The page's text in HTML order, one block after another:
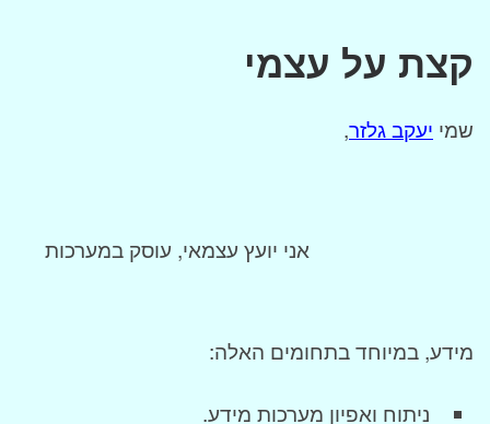
קצת על עצמי
שמי יעקב גלזר,
אני יועץ עצמאי, עוסק במערכות
מידע, במיוחד בתחומים האלה:
ניתוח ואפיון מערכות מידע.